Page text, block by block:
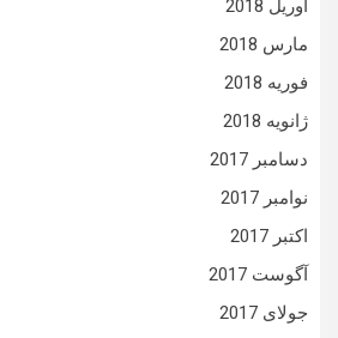
آوریل 2018
مارس 2018
فوریه 2018
ژانویه 2018
دسامبر 2017
نوامبر 2017
اکتبر 2017
آگوست 2017
جولای 2017